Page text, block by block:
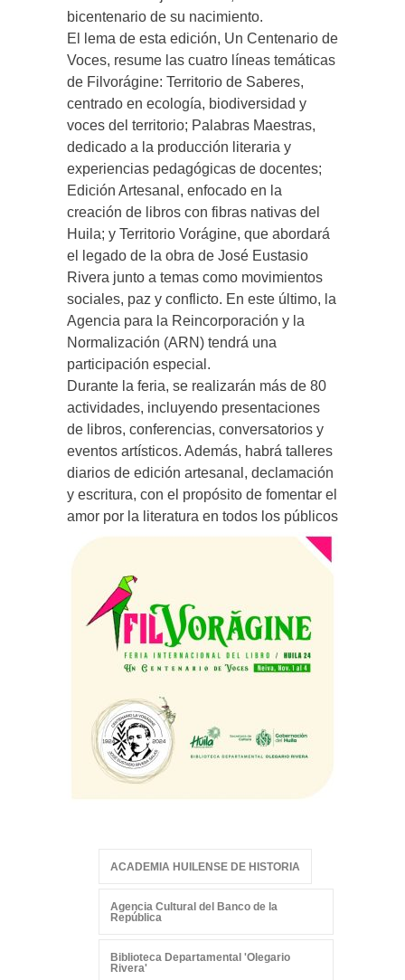
bicentenario de su nacimiento.
El lema de esta edición, Un Centenario de
Voces, resume las cuatro líneas temáticas
de Filvorágine: Territorio de Saberes,
centrado en ecología, biodiversidad y
voces del territorio; Palabras Maestras,
dedicado a la producción literaria y
experiencias pedagógicas de docentes;
Edición Artesanal, enfocado en la
creación de libros con fibras nativas del
Huila; y Territorio Vorágine, que abordará
el legado de la obra de José Eustasio
Rivera junto a temas como movimientos
sociales, paz y conflicto. En este último, la
Agencia para la Reincorporación y la
Normalización (ARN) tendrá una
participación especial.
Durante la feria, se realizarán más de 80
actividades, incluyendo presentaciones
de libros, conferencias, conversatorios y
eventos artísticos. Además, habrá talleres
diarios de edición artesanal, declamación
y escritura, con el propósito de fomentar el
amor por la literatura en todos los públicos
ACADEMIA HUILENSE DE HISTORIA
Agencia Cultural del Banco de la
República
Biblioteca Departamental 'Olegario
Rivera'